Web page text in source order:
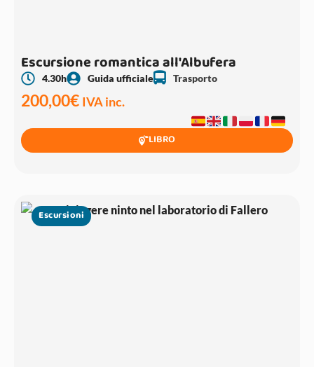
Escursione romantica all'Albufera
4.30h Guida ufficiale Trasporto
200,00€ IVA inc.
LIBRO
Escursioni